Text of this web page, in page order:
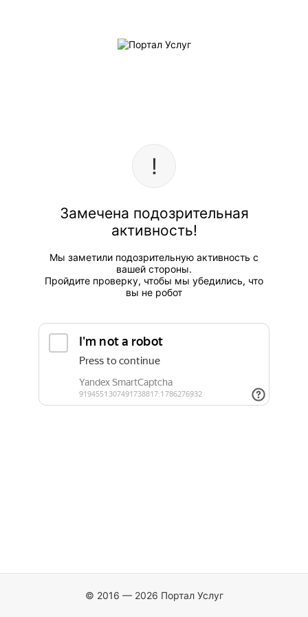
Замечена подозрительная
активность!
Мы заметили подозрительную активность с
вашей стороны.
Пройдите проверку, чтобы мы убедились, что
вы не робот
© 2016 — 2026 Портал Услуг